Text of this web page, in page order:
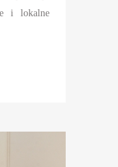
i lokalne